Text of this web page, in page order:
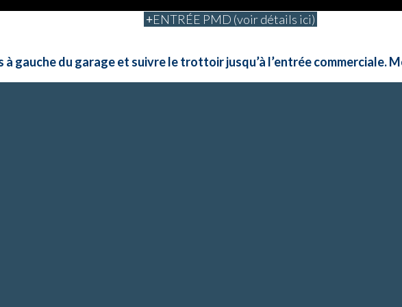
ENTRÉE PMD (voir détails ici)
à gauche du garage et suivre le trottoir jusqu’à l’entrée commerciale.